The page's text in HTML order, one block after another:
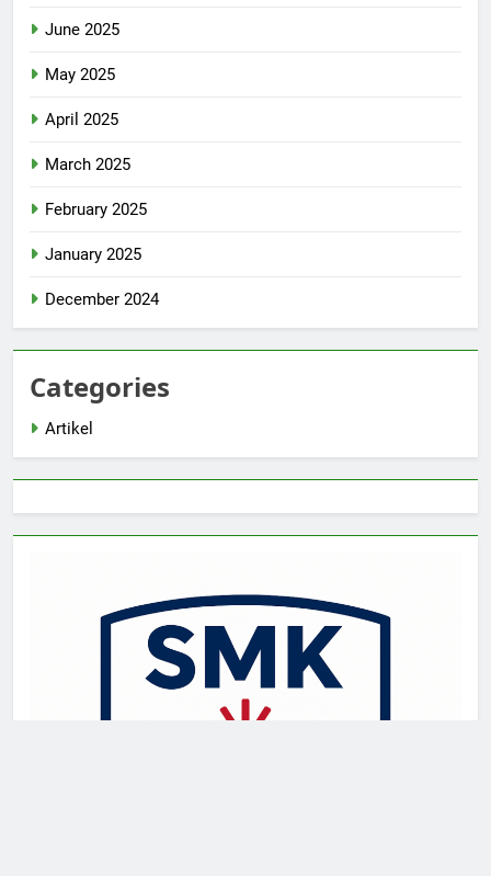
June 2025
May 2025
April 2025
March 2025
February 2025
January 2025
December 2024
Categories
Artikel